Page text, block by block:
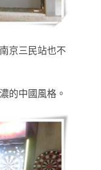
京三民站也不
的中國風格。